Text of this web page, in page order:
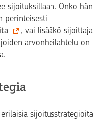
sijoituksillaan. Onko hän
perinteisesti
, vai lisääkö sijoittaja
arvonheilahtelu on
sijoitusstrategioita